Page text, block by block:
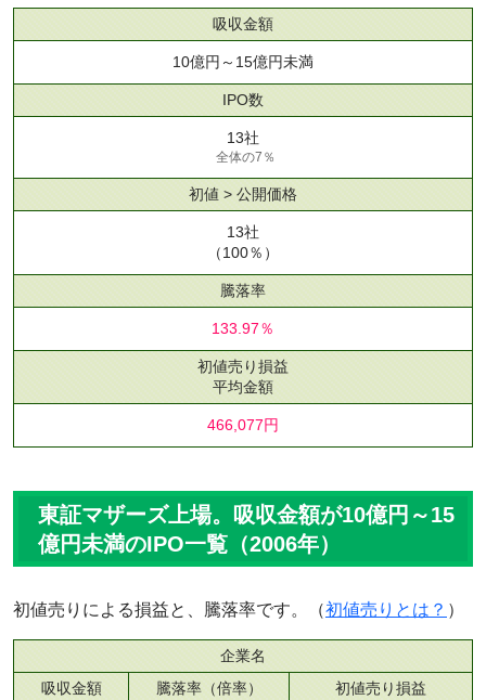
吸収金額
10億円～15億円未満
IPO数
13社
全体の7％
初値 > 公開価格
13社
（100％）
騰落率
133.97％
初値売り損益
平均金額
466,077円
東証マザーズ上場。吸収金額が10億円～15
億円未満のIPO一覧（2006年）
初値売りによる損益と、騰落率です。（初値売りとは？ ）
企業名
吸収金額
騰落率（倍率）
初値売り損益